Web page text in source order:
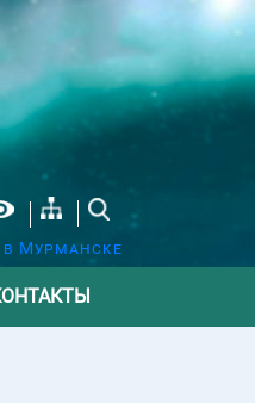
в Мурманске